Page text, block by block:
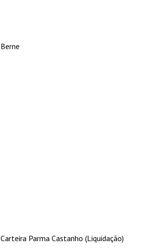
Berne
Carteira Parma Castanho (Liquidação)